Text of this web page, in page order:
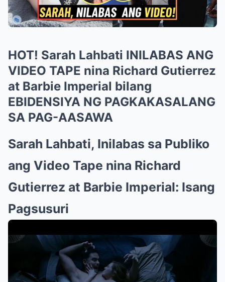
HOT! Sarah Lahbati INILABAS ANG
VIDEO TAPE nina Richard Gutierrez
at Barbie Imperial bilang
EBIDENSIYA NG PAGKAKASALANG
SA PAG-AASAWA
Sarah Lahbati, Inilabas sa Publiko
ang Video Tape nina Richard
Gutierrez at Barbie Imperial: Isang
Pagsusuri